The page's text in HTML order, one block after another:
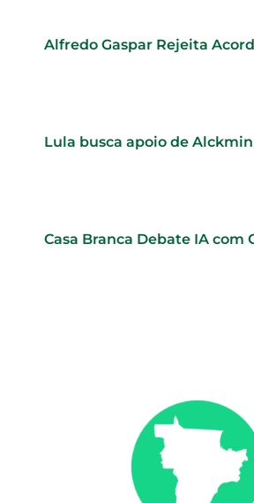
Alfredo Gaspar Rejeita
Lula busca apoio de
Casa Branca Debate IA com